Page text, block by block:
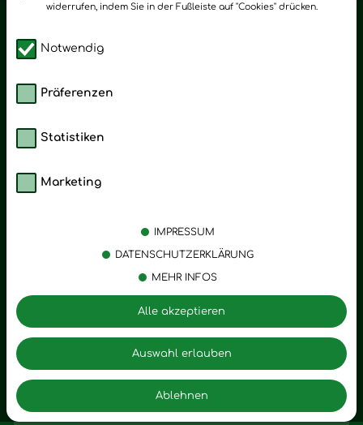
widerrufen, indem Sie in der Fußleiste auf "Cookies" drücken.
Notwendig
Präferenzen
Statistiken
Marketing
IMPRESSUM
DATENSCHUTZERKLÄRUNG
MEHR INFOS
Ablehnen
Auswahl erlauben
Alle akzeptieren
Zuhause
Stress
Entspannung
Trauer
Romantik
Motivation
Seelischer Schlag